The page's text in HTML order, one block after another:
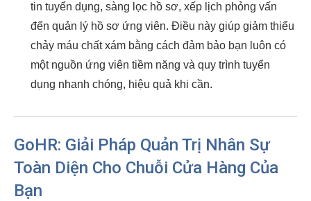
tin tuyển dụng, sàng lọc hồ sơ, xếp lịch phỏng vấn
đến quản lý hồ sơ ứng viên. Điều này giúp giảm thiểu
chảy máu chất xám bằng cách đảm bảo bạn luôn có
một nguồn ứng viên tiềm năng và quy trình tuyển
dụng nhanh chóng, hiệu quả khi cần.
GoHR: Giải Pháp Quản Trị Nhân Sự
Toàn Diện Cho Chuỗi Cửa Hàng Của
Bạn